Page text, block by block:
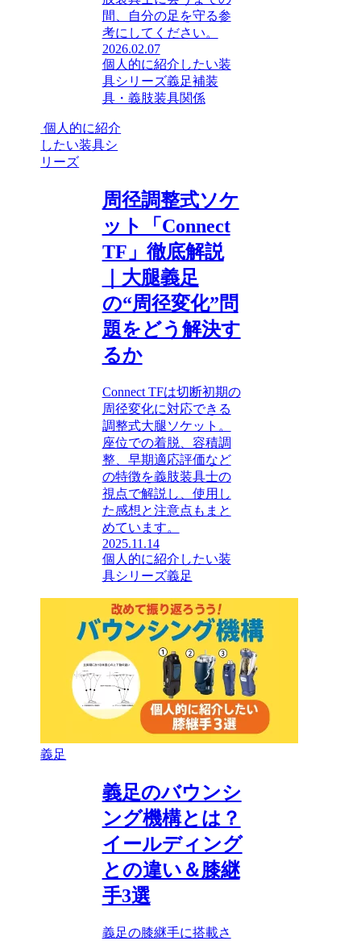
間、自分の足を守る参
考にしてください。
2026.02.07
個人的に紹介したい装
具シリーズ義足補装
具・義肢装具関係
個人的に紹介
したい装具シ
リーズ
周径調整式ソケ
ット「Connect
TF」徹底解説
｜大腿義足
の“周径変化”問
題をどう解決す
るか
Connect TFは切断初期の
周径変化に対応できる
調整式大腿ソケット。
座位での着脱、容積調
整、早期適応評価など
の特徴を義肢装具士の
視点で解説し、使用し
た感想と注意点もまと
めています。
2025.11.14
個人的に紹介したい装
具シリーズ義足
義足
義足のバウンシ
ング機構とは？
イールディング
との違い＆膝継
手3選
義足の膝継手に搭載さ